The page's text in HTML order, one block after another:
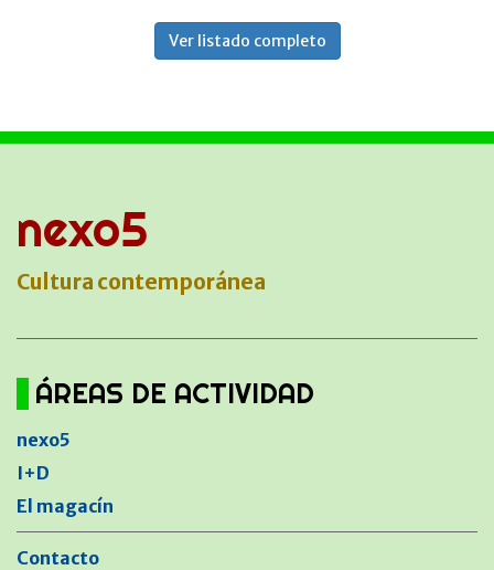
Ver listado completo
nexo5
Cultura contemporánea
ÁREAS DE ACTIVIDAD
nexo5
I+D
El magacín
Contacto